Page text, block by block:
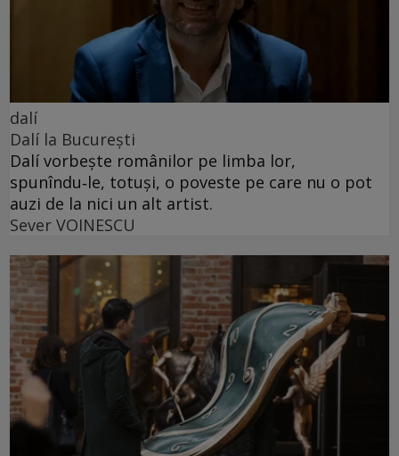
dalí
Dalí la București
Dalí vorbește românilor pe limba lor,
spunîndu‑le, totuși, o poveste pe care nu o pot
auzi de la nici un alt artist.
Sever VOINESCU